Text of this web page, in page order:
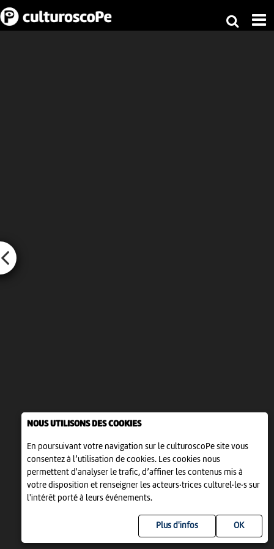
NOUS UTILISONS DES COOKIES
En poursuivant votre navigation sur le culturoscoPe site vous
consentez à l’utilisation de cookies. Les cookies nous
permettent d'analyser le trafic, d’affiner les contenus mis à
votre disposition et renseigner les acteurs·trices culturel·le·s sur
l'intérêt porté à leurs événements.
Plus d'infos